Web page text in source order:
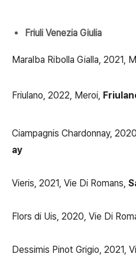
Friuli Venezia Giulia
Maralba Ribolla Gialla, 2021,
Friulano, 2022, Meroi,
Ciampagnis Chardonnay,
ay
Vieris, 2021, Vie Di Romans,
Flors di Uis, 2020, Vie Di
Dessimis Pinot Grigio, 2021,